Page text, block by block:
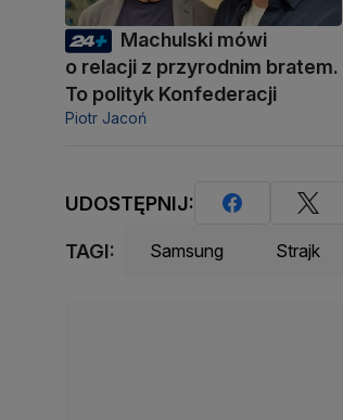
Machulski mówi
o relacji z przyrodnim bratem.
To polityk Konfederacji
Piotr Jacoń
UDOSTĘPNIJ:
TAGI: Samsung Strajk